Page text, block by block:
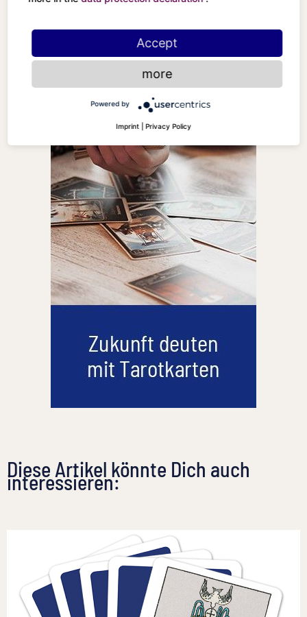
Diese Artikel könnte Dich auch
interessieren:
Accept
more
Powered by
Imprint Privacy Policy